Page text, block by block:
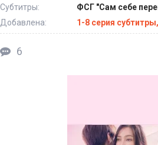
Субтитры:
ФСГ "Сам себе
Добавлена:
1-8 серия
6